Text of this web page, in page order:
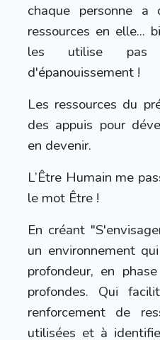
chaque personne a
ressources en elle...
les utilise
d'épanouissement !
Les ressources du
des appuis pour
en devenir.
L’Être Humain me
le mot Être !
En créant
un environnement
profondeur, en
profondes. Qui
renforcement de
utilisées et à